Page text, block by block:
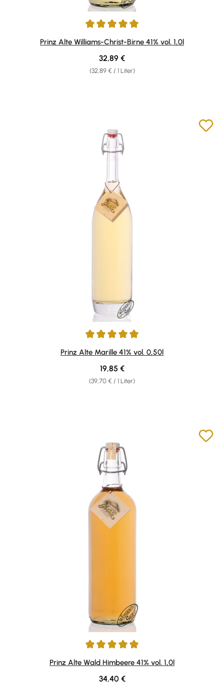
Durchschnittliche Bewertung von 4.95 von 5 Sternen
Prinz Alte Williams-Christ-Birne 41% vol. 1,0l
(32,89 € / 1 Liter)
Regulärer Preis:
32,89 €
Durchschnittliche Bewertung von 4.96 von 5 Sternen
Prinz Alte Marille 41% vol. 0,50l
(39,70 € / 1 Liter)
Regulärer Preis:
19,85 €
Durchschnittliche Bewertung von 4.92 von 5 Sternen
Prinz Alte Wald Himbeere 41% vol. 1,0l
Regulärer Preis:
34,40 €